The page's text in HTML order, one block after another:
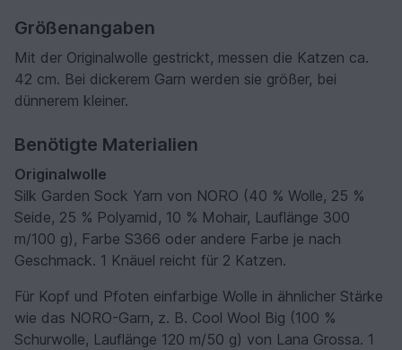
Größenangaben
Mit der Originalwolle gestrickt, messen die Katzen ca.
42 cm. Bei dickerem Garn werden sie größer, bei
dünnerem kleiner.
Benötigte Materialien
Originalwolle
Silk Garden Sock Yarn von NORO (40 % Wolle, 25 %
Seide, 25 % Polyamid, 10 % Mohair, Lauflänge 300
m/100 g), Farbe S366 oder andere Farbe je nach
Geschmack. 1 Knäuel reicht für 2 Katzen.
Für Kopf und Pfoten einfarbige Wolle in ähnlicher Stärke
wie das NORO-Garn, z. B. Cool Wool Big (100 %
Schurwolle, Lauflänge 120 m/50 g) von Lana Grossa. 1